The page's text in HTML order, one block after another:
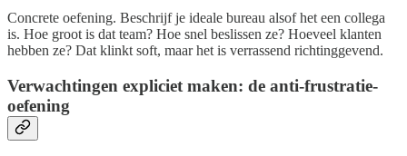
Concrete oefening. Beschrijf je ideale bureau alsof het een collega
is. Hoe groot is dat team? Hoe snel beslissen ze? Hoeveel klanten
hebben ze? Dat klinkt soft, maar het is verrassend richtinggevend.
Verwachtingen expliciet maken: de anti-frustratie-
oefening